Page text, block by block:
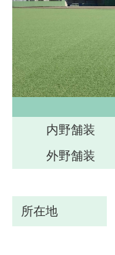
内野舗装
外野舗装
所在地